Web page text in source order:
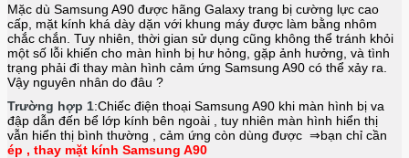
Mặc dù Samsung A90 được hãng Galaxy trang bị cường lực cao
cấp, mặt kính khá dày dặn với khung máy được làm bằng nhôm
chắc chắn. Tuy nhiên, thời gian sử dụng cũng không thể tránh khỏi
một số lỗi khiến cho màn hình bị hư hỏng, gặp ảnh hưởng, và tình
trạng phải đi thay màn hình cảm ứng Samsung A90 có thể xảy ra.
Vậy nguyên nhân do đâu ?
Trường hợp 1:Chiếc điện thoại Samsung A90 khi màn hình bị va
đập dẫn đến bể lớp kính bên ngoài , tuy nhiên màn hình hiển thị
vẫn hiển thị bình thường , cảm ứng còn dùng được ⇒bạn chỉ cần
ép , thay mặt kính Samsung A90